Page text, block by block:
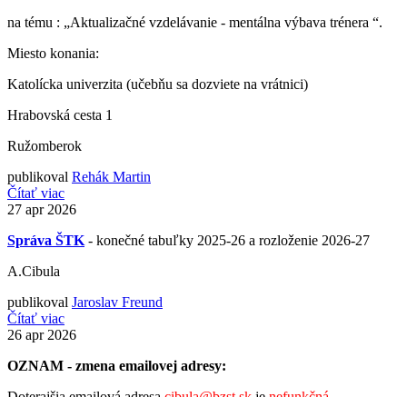
na tému : „Aktualizačné vzdelávanie - mentálna výbava trénera “.
Miesto konania:
Katolícka univerzita (učebňu sa dozviete na vrátnici)
Hrabovská cesta 1
Ružomberok
publikoval Rehák Martin
Čítať viac
27 apr 2026
Správa ŠTK - konečné tabuľky 2025-26 a rozloženie 2026-27
A.Cibula
publikoval Jaroslav Freund
Čítať viac
26 apr 2026
OZNAM - zmena emailovej adresy: